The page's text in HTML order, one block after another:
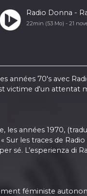
Radio Donna -
22min (53 Mo) - 21
années 70's avec
victime d'un attentat
les années 1970,
Sur les traces de
sé. L’esperienza di
féministe